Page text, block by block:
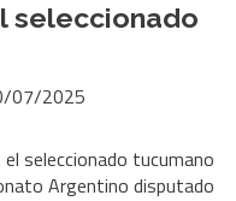
seleccionado
07/2025
seleccionado tucumano
Argentino disputado